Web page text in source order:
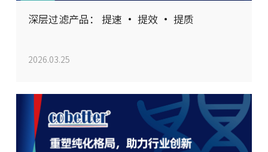
深层过滤产品： 提速 · 提效 · 提质
2026.03.25